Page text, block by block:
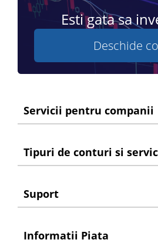
Esti gata sa
Deschide
Servicii pentru companii
Tipuri de conturi si
Suport
Informatii Piata